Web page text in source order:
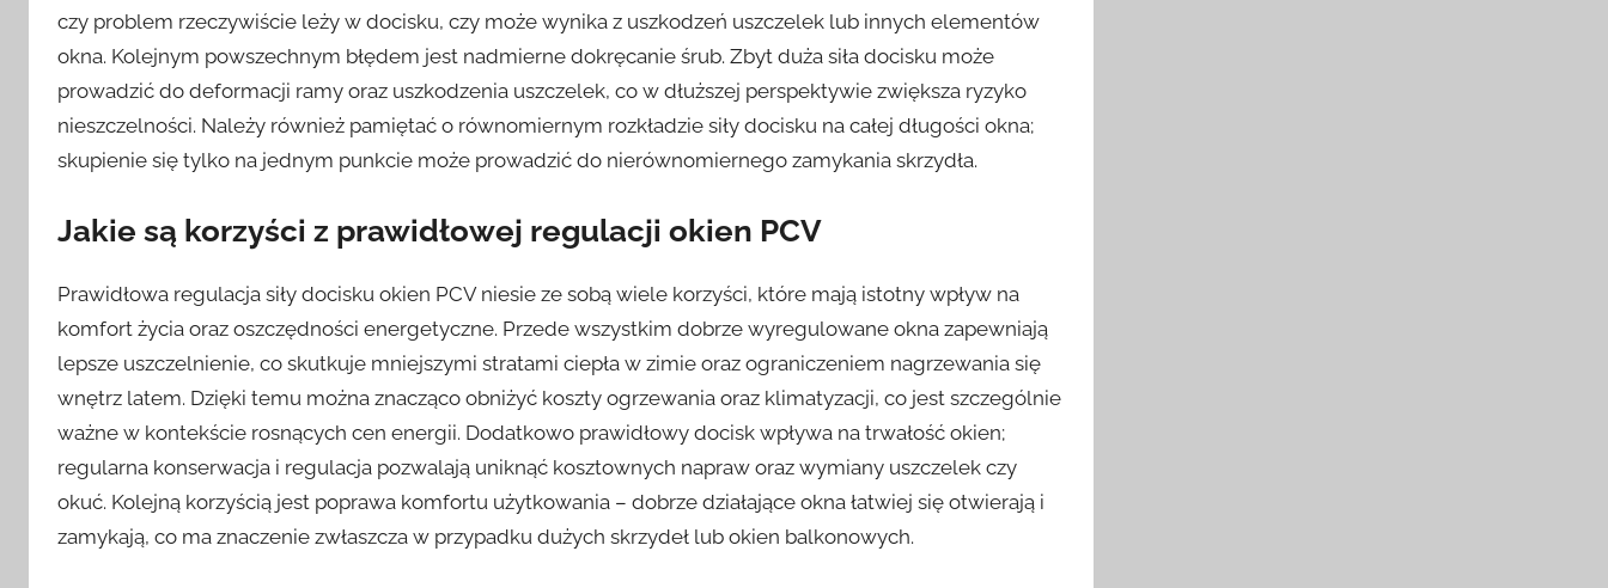
czy problem rzeczywiście leży w docisku, czy może wynika z uszkodzeń uszczelek lub innych elementów
okna. Kolejnym powszechnym błędem jest nadmierne dokręcanie śrub. Zbyt duża siła docisku może
prowadzić do deformacji ramy oraz uszkodzenia uszczelek, co w dłuższej perspektywie zwiększa ryzyko
nieszczelności. Należy również pamiętać o równomiernym rozkładzie siły docisku na całej długości okna;
skupienie się tylko na jednym punkcie może prowadzić do nierównomiernego zamykania skrzydła.
Jakie są korzyści z prawidłowej regulacji okien PCV
Prawidłowa regulacja siły docisku okien PCV niesie ze sobą wiele korzyści, które mają istotny wpływ na
komfort życia oraz oszczędności energetyczne. Przede wszystkim dobrze wyregulowane okna zapewniają
lepsze uszczelnienie, co skutkuje mniejszymi stratami ciepła w zimie oraz ograniczeniem nagrzewania się
wnętrz latem. Dzięki temu można znacząco obniżyć koszty ogrzewania oraz klimatyzacji, co jest szczególnie
ważne w kontekście rosnących cen energii. Dodatkowo prawidłowy docisk wpływa na trwałość okien;
regularna konserwacja i regulacja pozwalają uniknąć kosztownych napraw oraz wymiany uszczelek czy
okuć. Kolejną korzyścią jest poprawa komfortu użytkowania – dobrze działające okna łatwiej się otwierają i
zamykają, co ma znaczenie zwłaszcza w przypadku dużych skrzydeł lub okien balkonowych.